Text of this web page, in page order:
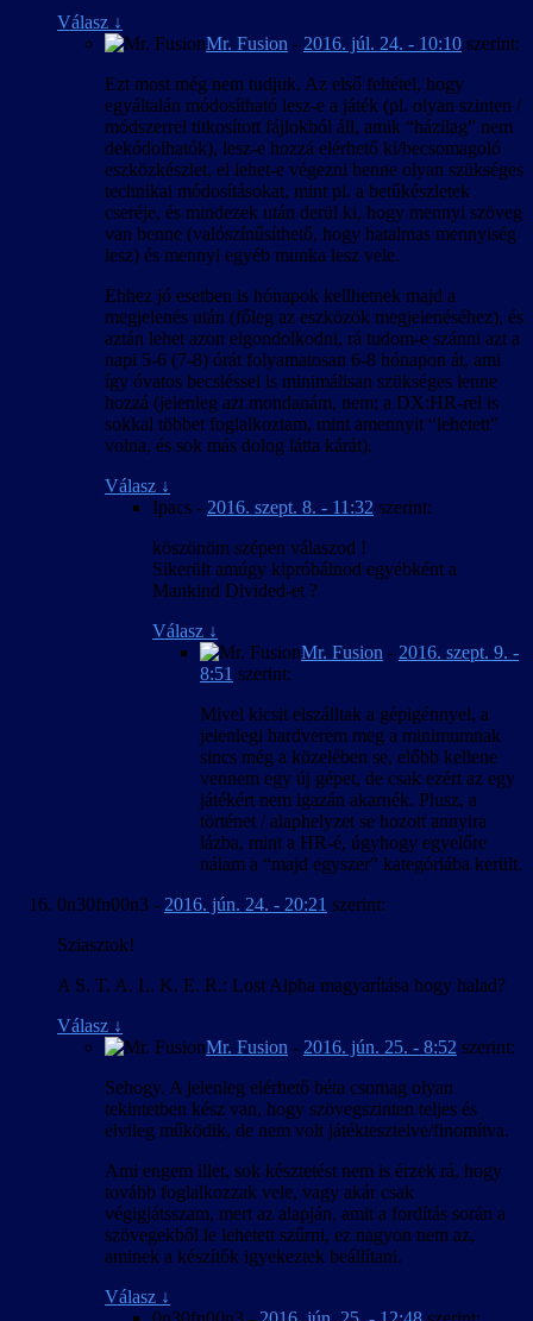
Válasz ↓
Mr. Fusion - 2016. júl. 24. - 10:10 szerint:
Ezt most még nem tudjuk. Az első feltétel, hogy
egyáltalán módosítható lesz-e a játék (pl. olyan szinten /
módszerrel titkosított fájlokból áll, amik “házilag” nem
dekódolhatók), lesz-e hozzá elérhető ki/becsomagoló
eszközkészlet, el lehet-e végezni benne olyan szükséges
technikai módosításokat, mint pl. a betűkészletek
cseréje, és mindezek után derül ki, hogy mennyi szöveg
van benne (valószínűsíthető, hogy hatalmas mennyiség
lesz) és mennyi egyéb munka lesz vele.
Ehhez jó esetben is hónapok kellhetnek majd a
megjelenés után (főleg az eszközök megjelenéséhez), és
aztán lehet azon elgondolkodni, rá tudom-e szánni azt a
napi 5-6 (7-8) órát folyamatosan 6-8 hónapon át, ami
így óvatos becsléssel is minimálisan szükséges lenne
hozzá (jelenleg azt mondanám, nem; a DX:HR-rel is
sokkal többet foglalkoztam, mint amennyit “lehetett”
volna, és sok más dolog látta kárát).
Válasz ↓
Ipacs - 2016. szept. 8. - 11:32 szerint:
köszönöm szépen válaszod !
Sikerült amúgy kipróbálnod egyébként a
Mankind Divided-et ?
Válasz ↓
Mr. Fusion - 2016. szept. 9. -
8:51 szerint:
Mivel kicsit elszálltak a gépigénnyel, a
jelenlegi hardverem meg a minimumnak
sincs még a közelében se, előbb kellene
vennem egy új gépet, de csak ezért az egy
játékért nem igazán akarnék. Plusz, a
történet / alaphelyzet se hozott annyira
lázba, mint a HR-é, úgyhogy egyelőre
nálam a “majd egyszer” kategóriába került.
0n30fn00n3 - 2016. jún. 24. - 20:21 szerint:
Sziasztok!
A S. T. A. L. K. E. R.: Lost Alpha magyarítása hogy halad?
Válasz ↓
Mr. Fusion - 2016. jún. 25. - 8:52 szerint:
Sehogy. A jelenleg elérhető béta csomag olyan
tekintetben kész van, hogy szövegszinten teljes és
elvileg működik, de nem volt játéktesztelve/finomítva.
Ami engem illet, sok késztetést nem is érzek rá, hogy
tovább foglalkozzak vele, vagy akár csak
végigjátsszam, mert az alapján, amit a fordítás során a
szövegekből le lehetett szűrni, ez nagyon nem az,
aminek a készítők igyekeztek beállítani.
Válasz ↓